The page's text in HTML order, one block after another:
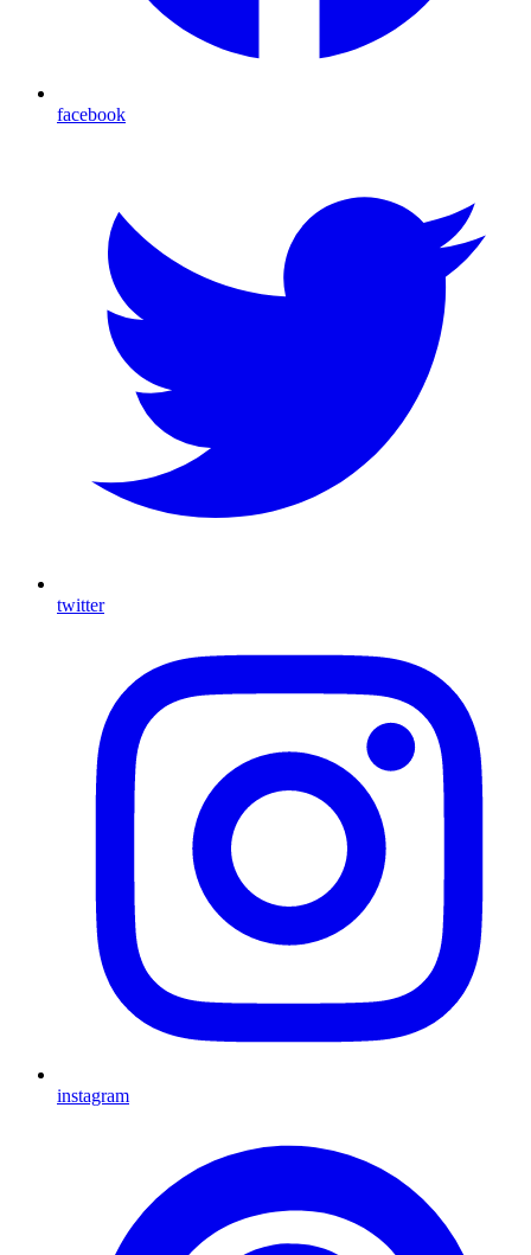
facebook
twitter
instagram